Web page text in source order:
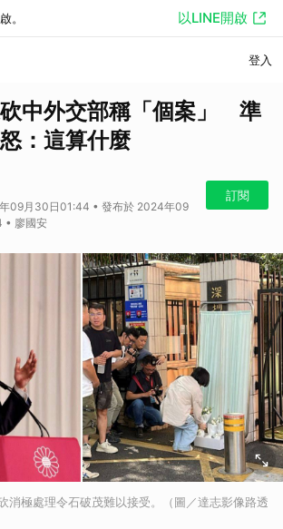
。 以LINE開啟
登入
砍中外交部稱「個案」 準
：這算什麼
09月30日01:44 • 發布於 2024年09
• 廖國安
訂閱
消極處理令石破茂難以接受。（圖／達志影像路透